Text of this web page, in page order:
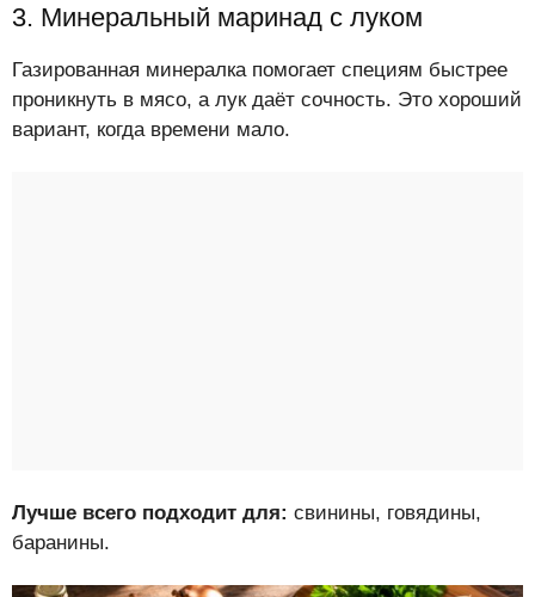
3. Минеральный маринад с луком
Газированная минералка помогает специям быстрее
проникнуть в мясо, а лук даёт сочность. Это хороший
вариант, когда времени мало.
Лучше всего подходит для: свинины, говядины,
баранины.